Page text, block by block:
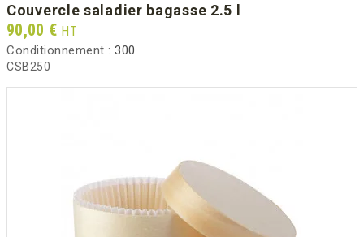
couvercle saladier bagasse 2.5 l
Prix
90,00 € HT
Conditionnement : 300
CSB250